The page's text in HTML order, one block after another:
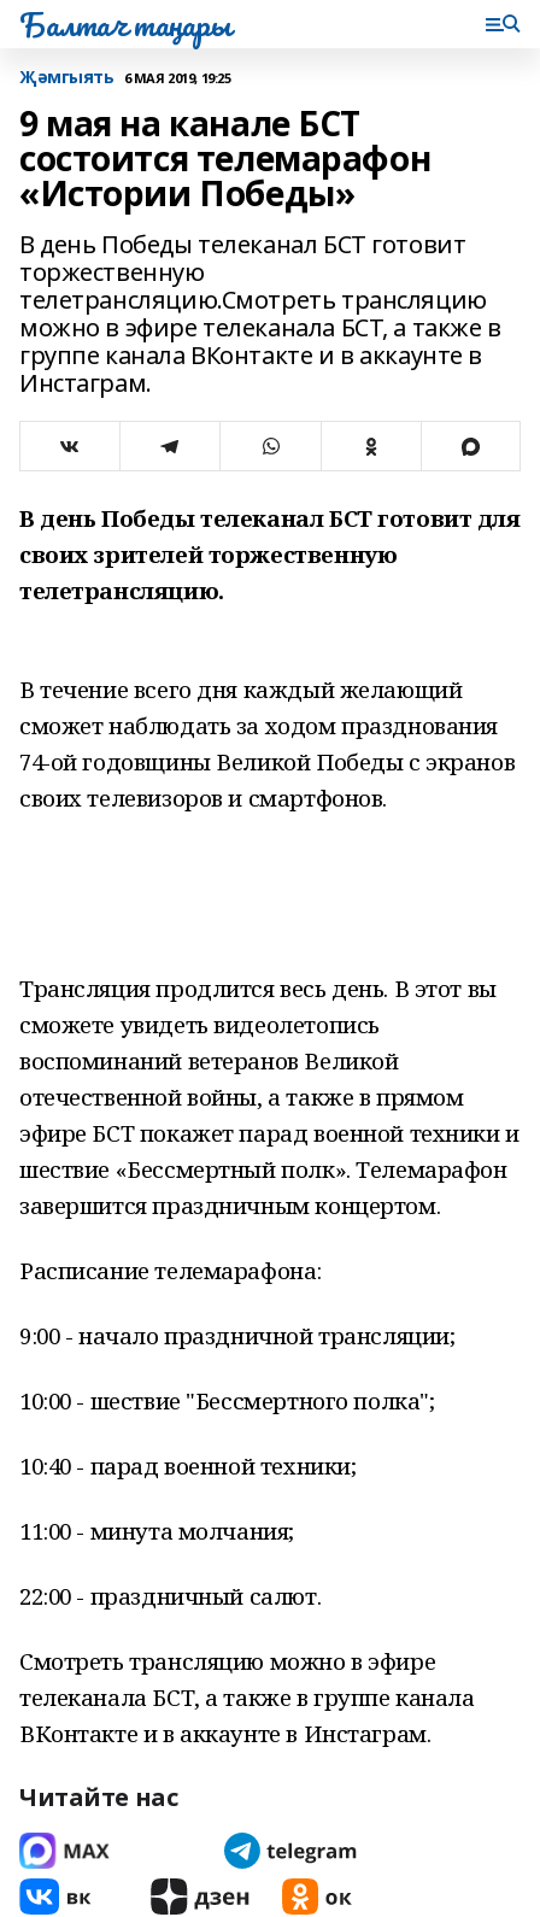
Балтач таңнары
Җәмгыять 6 МАЯ 2019, 19:25
9 мая на канале БСТ
состоится телемарафон
«Истории Победы»
В день Победы телеканал БСТ готовит
торжественную
телетрансляцию.Смотреть трансляцию
можно в эфире телеканала БСТ, а также в
группе канала ВКонтакте и в аккаунте в
Инстаграм.
В день Победы телеканал БСТ готовит для
своих зрителей торжественную
телетрансляцию.
В течение всего дня каждый желающий
сможет наблюдать за ходом празднования
74-ой годовщины Великой Победы с экранов
своих телевизоров и смартфонов.
Трансляция продлится весь день. В этот вы
сможете увидеть видеолетопись
воспоминаний ветеранов Великой
отечественной войны, а также в прямом
эфире БСТ покажет парад военной техники и
шествие «Бессмертный полк». Телемарафон
завершится праздничным концертом.
Расписание телемарафона:
9:00 - начало праздничной трансляции;
10:00 - шествие "Бессмертного полка";
10:40 - парад военной техники;
11:00 - минута молчания;
22:00 - праздничный салют.
Смотреть трансляцию можно в эфире
телеканала БСТ, а также в группе канала
ВКонтакте и в аккаунте в Инстаграм.
Читайте нас